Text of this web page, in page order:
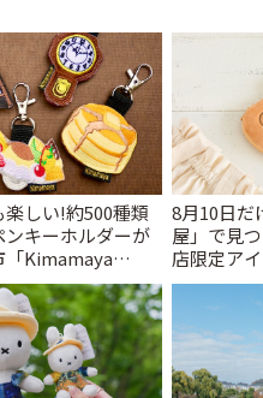
しい!約500種類
キーホルダーが
「Kimamaya
ぷ
8月10日
屋」で見
店限定ア